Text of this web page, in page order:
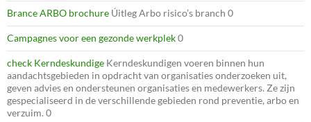
Brance ARBO brochure Úitleg Arbo risico’s branch 0
Campagnes voor een gezonde werkplek0
check Kerndeskundige Kerndeskundigen voeren binnen hun
aandachtsgebieden in opdracht van organisaties onderzoeken uit,
geven advies en ondersteunen organisaties en medewerkers. Ze zijn
gespecialiseerd in de verschillende gebieden rond preventie, arbo en
verzuim. 0